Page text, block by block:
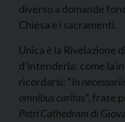
diverso a domande
Chiesa e i sacramenti.
Unica è la Rivelazione
d’intenderla: come la
ricordarsi: “In
omnibus caritas”, frase
Petri Cathedram di